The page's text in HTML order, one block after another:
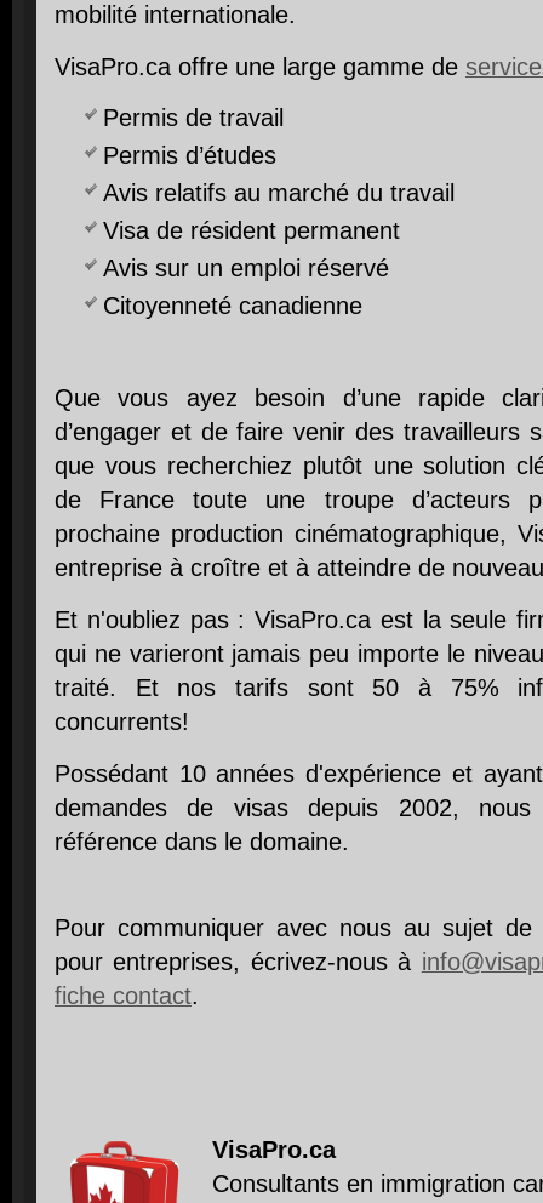
mobilité internationale.
VisaPro.ca offre une large gamme de
Permis de travail
Permis d’études
Avis relatifs au marché du travail
Visa de résident permanent
Avis sur un emploi réservé
Citoyenneté canadienne
Que vous ayez besoin d’une rapide
d’engager et de faire venir des travailleurs
que vous recherchiez plutôt une solution
de France toute une troupe d’acteurs
prochaine production cinématographique,
entreprise à croître et à atteindre de
Et n'oubliez pas : VisaPro.ca est la seule
qui ne varieront jamais peu importe le
traité. Et nos tarifs sont 50 à 75%
concurrents!
Possédant 10 années d'expérience et
demandes de visas depuis 2002, nous
référence dans le domaine.
Pour communiquer avec nous au sujet
pour entreprises, écrivez-nous à
fiche contact.
VisaPro.ca
Consultants en immigration